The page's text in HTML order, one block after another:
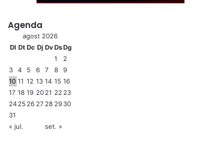
Agenda
agost 2026
Dl DtDc Dj DvDsDg
1
2
3
4 5 6 7 8
9
10 11 12 13 14 15 16
17 18 19 2021 22 23
2425 26 27 28 2930
31
« jul.
set. »